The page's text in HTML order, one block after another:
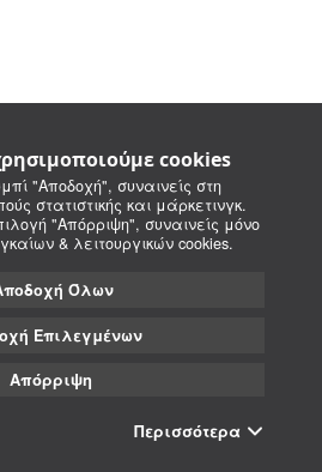
cookies
"Αποδοχή", συναινείς στη
στατιστικής και μάρκετινγκ.
"Απόρριψη", συναινείς μόνο
& λειτουργικών cookies.
Όλων
Επιλεγμένων
Απόρριψη
Περισσότερα